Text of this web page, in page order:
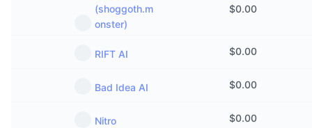
Händelsekalender
(shoggoth.m
onster)
$0.00
RIFT AI $0.00
Bad Idea AI $0.00
Nitro $0.00